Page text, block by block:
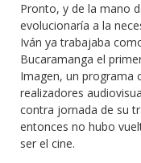
Pronto, y de la mano
evolucionaría a la
Iván ya trabajaba
Bucaramanga el
Imagen, un programa
realizadores
contra jornada de su
entonces no hubo
ser el cine.